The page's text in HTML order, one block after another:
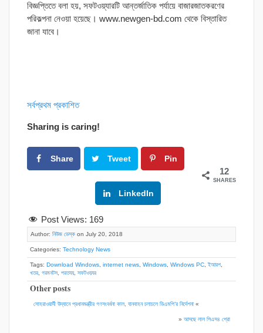
বিজ্ঞপ্তিতে বলা হয়, সফটওয়্যারটি আন্তর্জাতিক পর্যায়ে বাজারজাতকরণের
পরিকল্পনা নেওয়া হয়েছে। www.newgen-bd.com থেকে বিস্তারিত
জানা যাবে।
সর্বপ্রথম প্রকাশিত
Sharing is caring!
Share Tweet Pin
LinkedIn
12
SHARES
Post Views: 169
Author: নিউজ ডেস্ক on July 20, 2018
Categories: Technology News
Tags: Download Windows, internet news, Windows, Windows PC, ইআরপ,
খতর, গরমনটস, পরতযয়, সফটওয়যর
Other posts
সোহরাওয়ার্দী উদ্যানে প্রধানমন্ত্রীর গণসংবর্ধনা কাল, যানবাহন চলাচলে ডিএমপি’র নির্দেশনা «
» আসছে লাল পিএস৪ প্রো